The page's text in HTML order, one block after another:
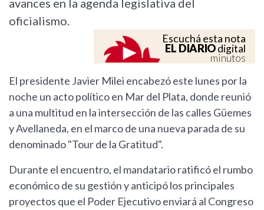
avances en la agenda legislativa del
oficialismo.
Escuchá esta nota
EL DIARIOdigital
minutos
El presidente Javier Milei encabezó este lunes por la
noche un acto político en Mar del Plata, donde reunió
a una multitud en la intersección de las calles Güemes
y Avellaneda, en el marco de una nueva parada de su
denominado "Tour de la Gratitud".
Durante el encuentro, el mandatario ratificó el rumbo
económico de su gestión y anticipó los principales
proyectos que el Poder Ejecutivo enviará al Congreso